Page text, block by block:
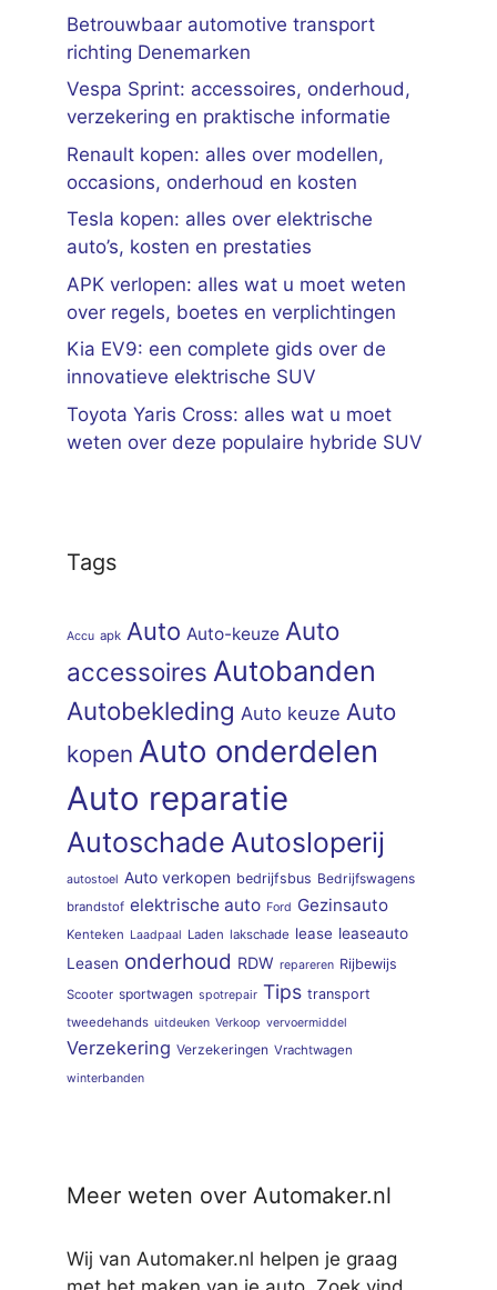
Betrouwbaar automotive transport
richting Denemarken
Vespa Sprint: accessoires, onderhoud,
verzekering en praktische informatie
Renault kopen: alles over modellen,
occasions, onderhoud en kosten
Tesla kopen: alles over elektrische
auto’s, kosten en prestaties
APK verlopen: alles wat u moet weten
over regels, boetes en verplichtingen
Kia EV9: een complete gids over de
innovatieve elektrische SUV
Toyota Yaris Cross: alles wat u moet
weten over deze populaire hybride SUV
Tags
Accu apk Auto Auto-keuze Auto
accessoires Autobanden
Autobekleding Auto keuze Auto
kopen Auto onderdelen
Auto reparatie
Autoschade Autosloperij
autostoel Auto verkopen bedrijfsbus Bedrijfswagens
brandstof elektrische auto Ford Gezinsauto
Kenteken Laadpaal Laden lakschade lease leaseauto
Leasen onderhoud RDW repareren Rijbewijs
Scooter sportwagen spotrepair Tips transport
tweedehands uitdeuken Verkoop vervoermiddel
Verzekering Verzekeringen Vrachtwagen
winterbanden
Meer weten over Automaker.nl
Wij van Automaker.nl helpen je graag